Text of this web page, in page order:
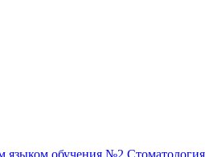
языком обучения №2 Стоматология